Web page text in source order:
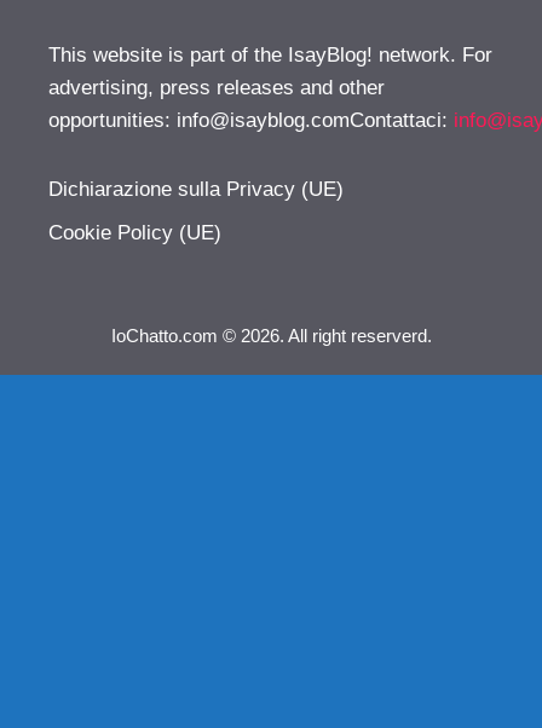
This website is part of the IsayBlog! network. For
advertising, press releases and other
opportunities: info@isayblog.comContattaci:
Dichiarazione sulla Privacy (UE)
Cookie Policy (UE)
IoChatto.com © 2026. All right reserverd.